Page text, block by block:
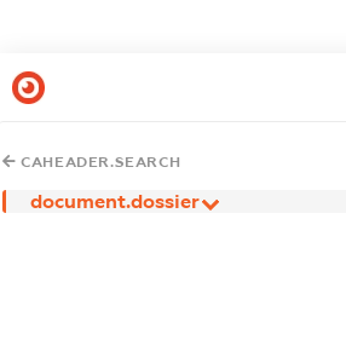
CAHEADER.SEARCH
document.dossier